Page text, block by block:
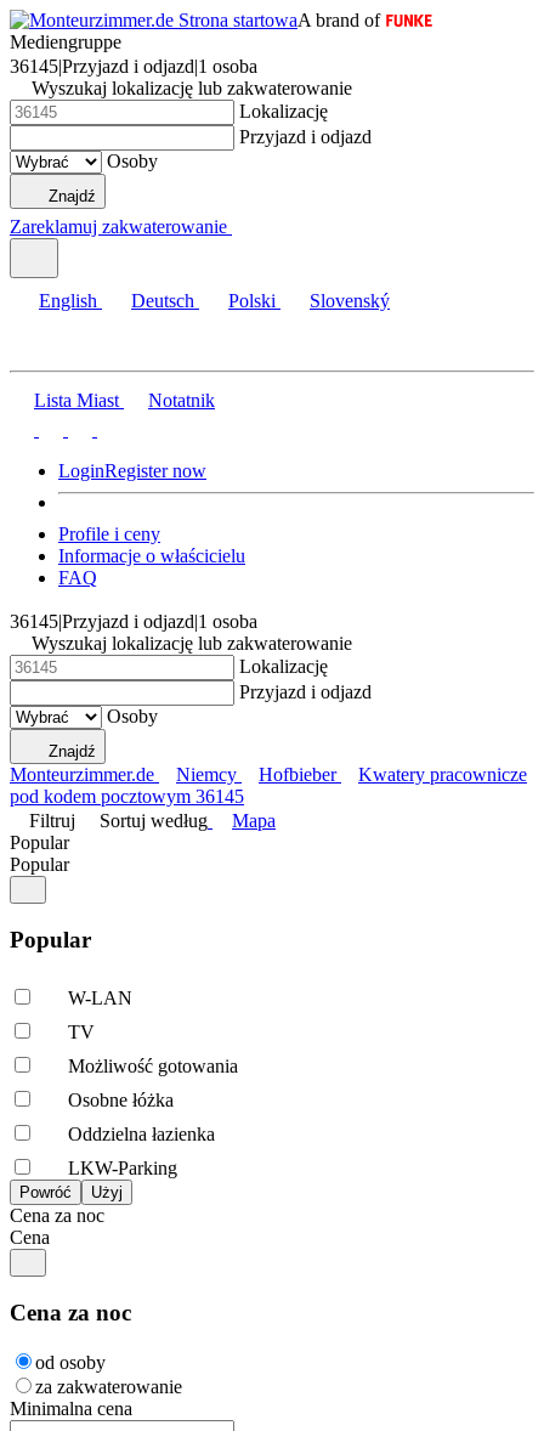
A brand of
Mediengruppe
36145|Przyjazd i odjazd|1 osoba
Wyszukaj lokalizację lub zakwaterowanie
Lokalizację
Przyjazd i odjazd
Osoby
Znajdź
Zareklamuj zakwaterowanie
English Deutsch Polski Slovenský
Lista Miast Notatnik
LoginRegister now
Profile i ceny
Informacje o właścicielu
FAQ
36145|Przyjazd i odjazd|1 osoba
Wyszukaj lokalizację lub zakwaterowanie
Lokalizację
Przyjazd i odjazd
Osoby
Znajdź
Monteurzimmer.de Niemcy Hofbieber
Kwatery pracownicze
pod kodem pocztowym 36145
Filtruj
Sortuj według
Mapa
Popular
Popular
Popular
W-LAN
TV
Możliwość gotowania
Osobne łóżka
Oddzielna łazienka
LKW-Parking
Cena za noc
Cena
Cena za noc
od osoby
za zakwaterowanie
Minimalna cena